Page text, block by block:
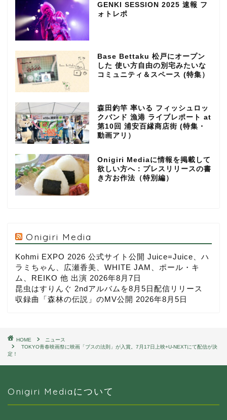
GENKI SESSION 2025 速報 フ
ォトレポ
Base Bettaku 松戸にオープン
した 使い方自由の別宅みたいな
コミュニティ＆スペース (特集）
森田釣竿 率いる フィッシュロッ
クバンド 漁港 ライブレポート at
第10回 浦安百縁商店街 (特集・
動画アリ）
Onigiri Mediaに情報を掲載して
欲しい方へ：プレスリリースの書
き方お作法（特別編）
Onigiri Media
Kohmi EXPO 2026 公式サイト公開 Juice=Juice、ハ
ラミちゃん、広瀬香美、WHITE JAM、ポール・キ
ム、REIKO 他 出演 2026年8月7日
昆虫はすりんぐ 2ndアルバムを8月5日配信リリース
収録曲「森林の伝説」のMV公開 2026年8月5日
HOME
ニュース
TOKYO青春映画祭に映画「ブスの法則」が入賞。7月17日上映+U-NEXTにて配信が決
定！
Onigiri Mediaについて